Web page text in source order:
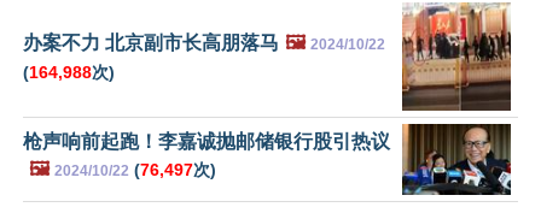
办案不力 北京副市长高朋落马 🖼️ 2024/10/22
(164,988次)
枪声响前起跑！李嘉诚抛邮储银行股引热议
🖼️ 2024/10/22 (76,497次)